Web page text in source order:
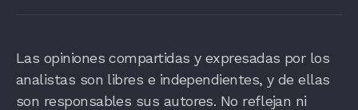
Las opiniones compartidas y expresadas por los
analistas son libres e independientes, y de ellas
son responsables sus autores. No reflejan ni